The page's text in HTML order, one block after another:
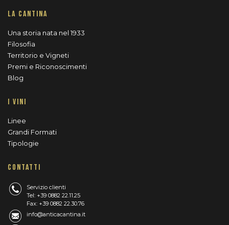
LA CANTINA
Una storia nata nel 1933
Filosofia
Territorio e Vigneti
Premi e Riconoscimenti
Blog
I VINI
Linee
Grandi Formati
Tipologie
CONTATTI
Servizio clienti
Tel: +39 0882 22.11.25
Fax: +39 0882 22.30.76
info@anticacantina.it